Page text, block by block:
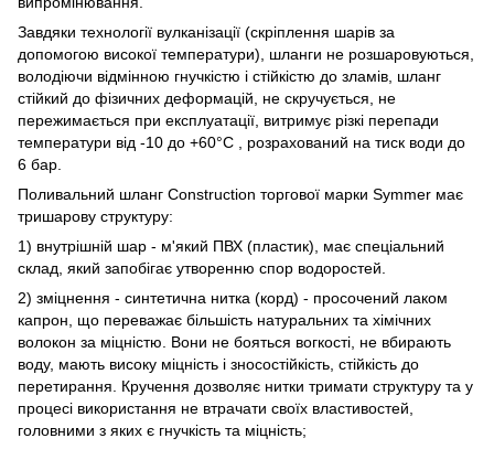
Завдяки технології вулканізації (скріплення шарів за
допомогою високої температури), шланги не розшаровуються,
володіючи відмінною гнучкістю і стійкістю до зламів, шланг
стійкий до фізичних деформацій, не скручується, не
пережимається при експлуатації, витримує різкі перепади
температури від -10 до +60°С , розрахований на тиск води до
6 бар.
Поливальний шланг Construction торгової марки Symmer має
тришарову структуру:
1) внутрішній шар - м'який ПВХ (пластик), має спеціальний
склад, який запобігає утворенню спор водоростей.
2) зміцнення - синтетична нитка (корд) - просочений лаком
капрон, що переважає більшість натуральних та хімічних
волокон за міцністю. Вони не бояться вогкості, не вбирають
воду, мають високу міцність і зносостійкість, стійкість до
перетирання. Кручення дозволяє нитки тримати структуру та у
процесі використання не втрачати своїх властивостей,
головними з яких є гнучкість та міцність;